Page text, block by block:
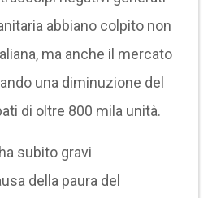
abbiano colpito non
ma anche il mercato
una diminuzione del
di oltre 800 mila unità.
ha subito gravi
della paura del